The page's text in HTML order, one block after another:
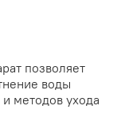
позволяет
воды
методов ухода